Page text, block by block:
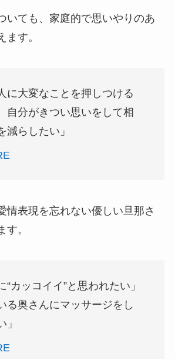
いても、家庭的で思いやりのあ
ます。
に大変なことを押しつける
自分がきつい思いをして相
減らしたい」
情表現を忘れない優しい旦那さ
す。
“カッコイイ”と思われたい」
る奥さんにマッサージをし
」